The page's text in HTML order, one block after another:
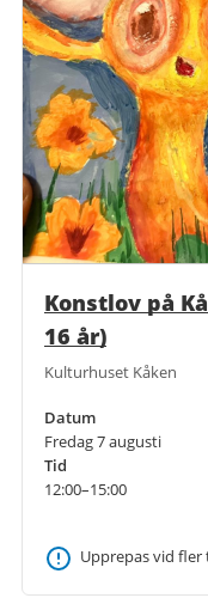
Konstlov på
16 år)
Kulturhuset Kåken
Datum
Fredag 7 augusti
Tid
12:00–15:00
Upprepas vid fler